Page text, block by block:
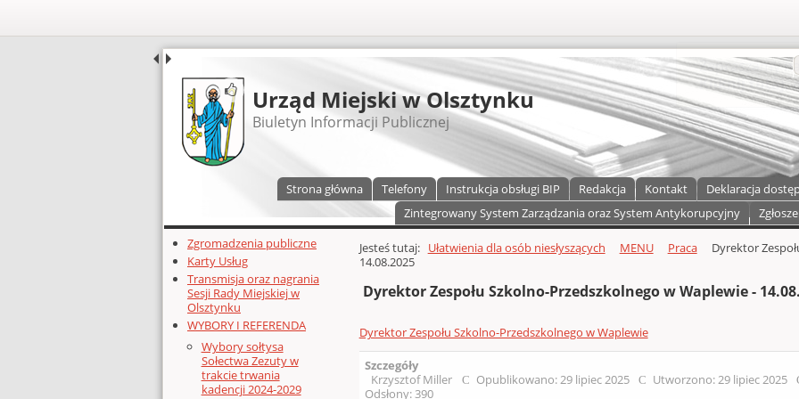
UDOSTĘPNIJ
Urząd Miejski w Olsztynku
Biuletyn Informacji Publicznej
Strona główna Telefony Instrukcja obsługi BIP Redakcja Kontakt Deklaracja
Zintegrowany System Zarządzania oraz System Antykorupcyjny
Dodatkowe zasoby (lewa kolumna)
Zgromadzenia publiczne
Karty Usług
Transmisja oraz nagrania
Sesji Rady Miejskiej w
Olsztynku
WYBORY I REFERENDA
Wybory sołtysa
Sołectwa Zezuty w
trakcie trwania
kadencji 2024-2029
Głównej zawartości
Jesteś tutaj: Ułatwienia dla osób niesłyszących MENU Praca
Dyrektor
14.08.2025
Dyrektor Zespołu Szkolno-Przedszkolnego w Waplewie -
Dyrektor Zespołu Szkolno-Przedszkolnego w Waplewie
Szczegóły
Krzysztof Miller
Opublikowano: 29 lipiec 2025 Utworzono: 29 lipiec 2025
Odsłony: 390